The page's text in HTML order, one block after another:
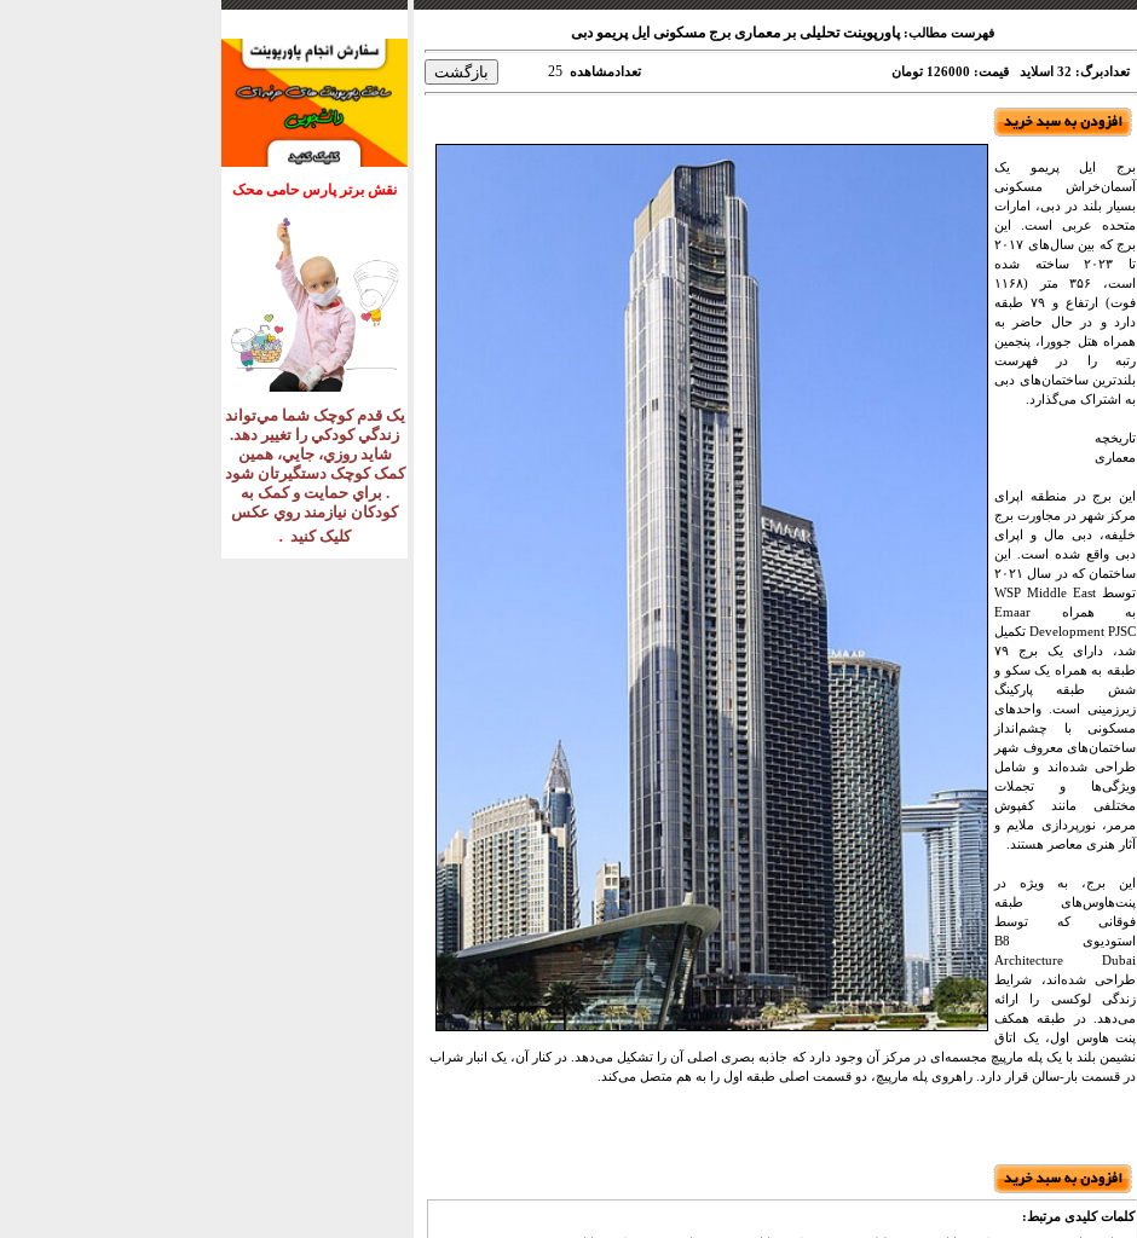
نقش برتر پارس حامی محک
يک قدم کوچک شما مي‌تواند
زندگي کودکي را تغيير دهد.
شايد روزي، جايي، همين
کمک کوچک دستگيرتان شود
. براي حمايت و کمک به
کودکان نيازمند روي عکس
کليک کنيد .
فهرست مطالب: پاورپوینت تحلیلی بر معماری برج مسکونی ایل پریمو دبی
تعدادبرگ: 32 اسلاید قیمت: 126000 تومان تعدادمشاهده 25
برج ایل پریمو یک
آسمان‌خراش مسکونی
بسیار بلند در دبی، امارات
متحده عربی است. این
برج که بین سال‌های ۲۰۱۷
تا ۲۰۲۳ ساخته شده
است، ۳۵۶ متر (۱۱۶۸
فوت) ارتفاع و ۷۹ طبقه
دارد و در حال حاضر به
همراه هتل جوورا، پنجمین
رتبه را در فهرست
بلندترین ساختمان‌های دبی
به اشتراک می‌گذارد.
تاریخچه
معماری
این برج در منطقه اپرای
مرکز شهر در مجاورت برج
خلیفه، دبی مال و اپرای
دبی واقع شده است. این
ساختمان که در سال ۲۰۲۱
توسط WSP Middle East
به همراه Emaar
Development PJSC تکمیل
شد، دارای یک برج ۷۹
طبقه به همراه یک سکو و
شش طبقه پارکینگ
زیرزمینی است. واحدهای
مسکونی با چشم‌انداز
ساختمان‌های معروف شهر
طراحی شده‌اند و شامل
ویژگی‌ها و تجملات
مختلفی مانند کفپوش
مرمر، نورپردازی ملایم و
آثار هنری معاصر هستند.
این برج، به ویژه در
پنت‌هاوس‌های طبقه
فوقانی که توسط
استودیوی B8
Architecture Dubai
طراحی شده‌اند، شرایط
زندگی لوکسی را ارائه
می‌دهد. در طبقه همکف
پنت هاوس اول، یک اتاق
نشیمن بلند با یک پله مارپیچ مجسمه‌ای در مرکز آن وجود دارد که جاذبه بصری اصلی آن را تشکیل می‌دهد. در کنار آن، یک انبار شراب
در قسمت بار-سالن قرار دارد. راهروی پله مارپیچ، دو قسمت اصلی طبقه اول را به هم متصل می‌کند.
کلمات کلیدی مرتبط: